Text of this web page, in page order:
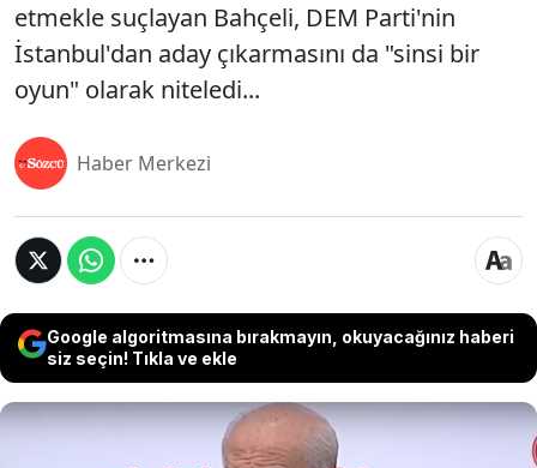
etmekle suçlayan Bahçeli, DEM Parti'nin
İstanbul'dan aday çıkarmasını da "sinsi bir
oyun" olarak niteledi...
Haber Merkezi
Google algoritmasına bırakmayın, okuyacağınız haberi
siz seçin! Tıkla ve ekle